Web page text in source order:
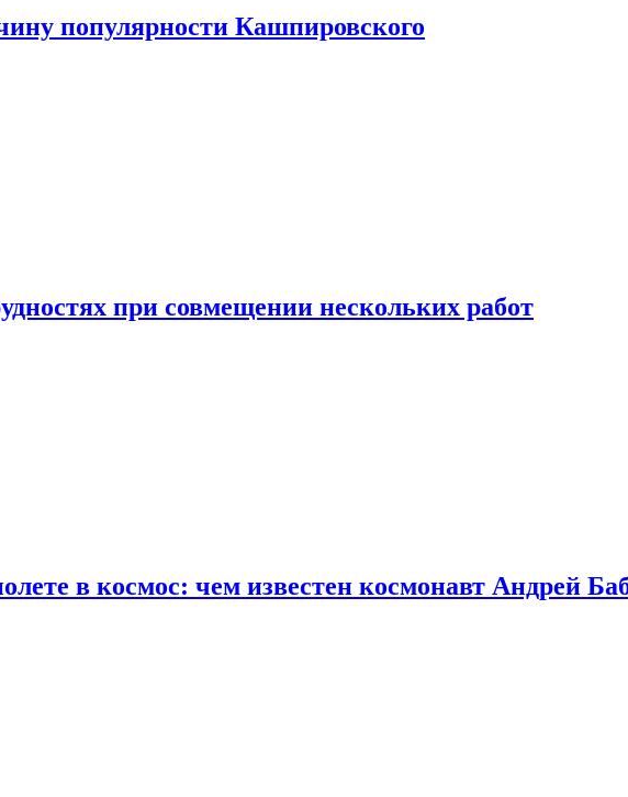
популярности Кашпировского
при совмещении нескольких работ
в космос: чем известен космонавт Андрей